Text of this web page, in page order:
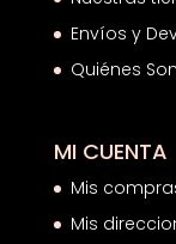
Envíos y
Quiénes
MI CUENTA
Mis
Mis